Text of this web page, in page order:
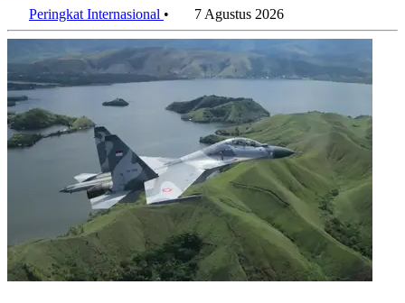
Peringkat Internasional • 7 Agustus 2026